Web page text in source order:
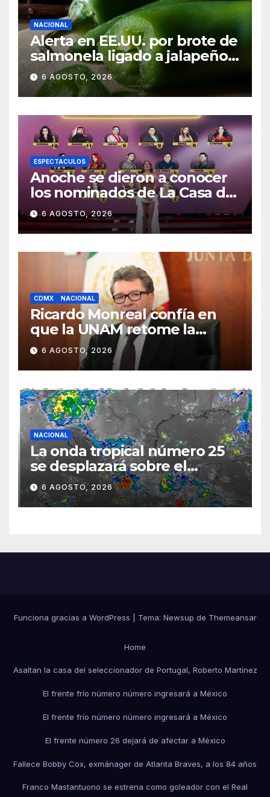
NACIONAL
Alerta en EE.UU. por brote de
salmonela ligado a jalapeños
mexicanos; reportan 345
casos
6 AGOSTO, 2026
ESPECTACULOS
Anoche se dieron a conocer
los nominados de La Casa de
los Famosos México 2026 en
la segunda semana
6 AGOSTO, 2026
CDMX NACIONAL
Ricardo Monreal confía en
que la UNAM retome la
normalidad e inicie el
semestre mediante el
diálogo
6 AGOSTO, 2026
NACIONAL
La onda tropical número 25
se desplazará sobre el
sureste mexicano
6 AGOSTO, 2026
Funciona gracias a WordPress Tema: Newsup de Themeansar
Home
Asaltan la casa del seleccionador de Portugal, Roberto Martínez
El frente frío número número ingresará a México
El frente frío número número ingresará a México
El frente número 26 dejará de afectar a México
Fallece Bobby Cox, exmánager de Atlanta Braves, a los 84 años
Franco Mastantuono se estrena como goleador con el Real